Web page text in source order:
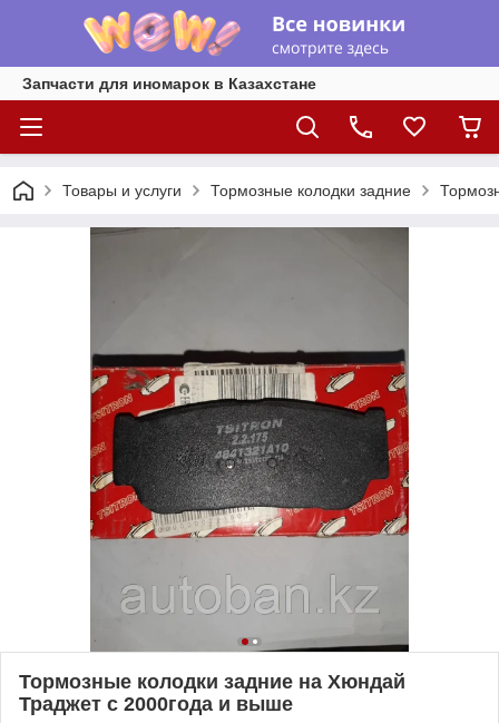
Запчасти для иномарок в Казахстане
Товары и услуги Тормозные колодки задние
Тормозные колодки задние на Хюндай
Траджет с 2000года и выше